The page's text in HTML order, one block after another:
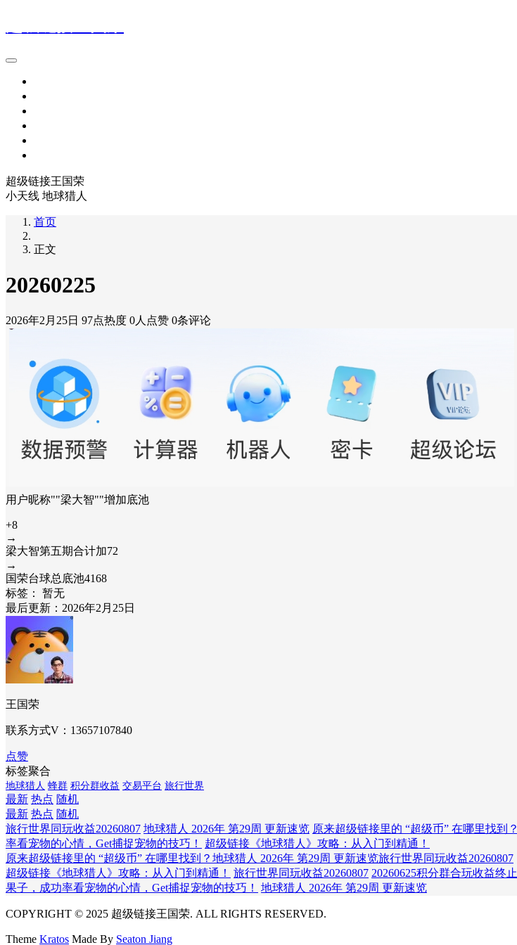
超级链接王国荣
小天线 地球猎人
首页
正文
20260225
2026年2月25日 97点热度 0人点赞 0条评论
用户昵称""梁大智""增加底池
+8
→
梁大智第五期合计加72
→
国荣台球总底池4168
标签：
暂无
最后更新：2026年2月25日
王国荣
联系方式V：13657107840
点赞
标签聚合
地球猎人 蜂群 积分群收益 交易平台 旅行世界
最新 热点 随机
最新 热点 随机
旅行世界同玩收益20260807 地球猎人 2026年 第29周 更新速览 原来超级链接里的 “超级币” 在哪里找到？
率看宠物的心情，Get捕捉宠物的技巧！
超级链接《地球猎人》攻略：从入门到精通！
原来超级链接里的 “超级币” 在哪里找到？ 地球猎人 2026年 第29周 更新速览旅行世界同玩收益20260807
超级链接《地球猎人》攻略：从入门到精通！
旅行世界同玩收益20260807 20260625积分群合玩收益终止
果子，成功率看宠物的心情，Get捕捉宠物的技巧！
地球猎人 2026年 第29周 更新速览
COPYRIGHT © 2025 超级链接王国荣. ALL RIGHTS RESERVED.
Theme Kratos Made By Seaton Jiang